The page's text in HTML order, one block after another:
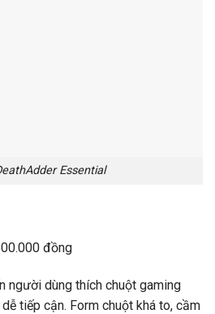
Essential
đồng
người dùng thích chuột gaming
tiếp cận. Form chuột khá to, cầm